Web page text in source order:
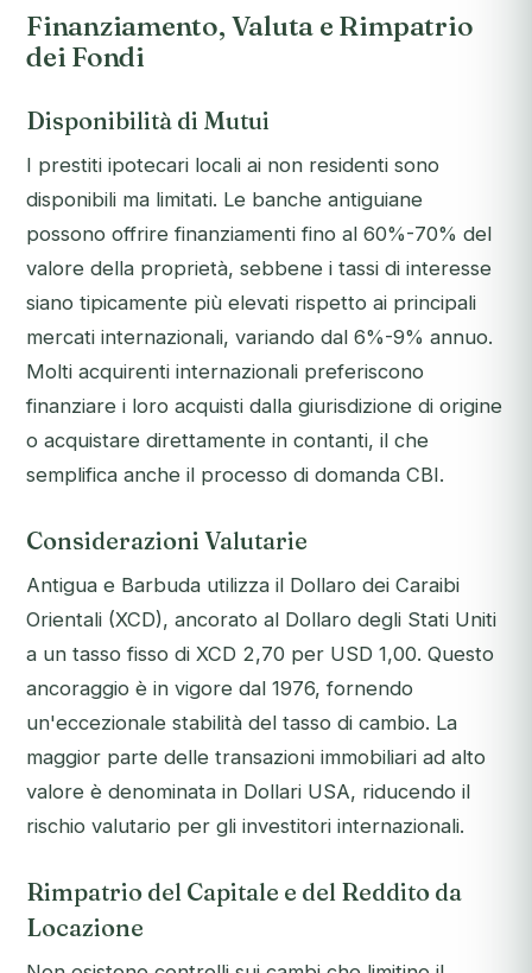
Finanziamento, Valuta e Rimpatrio
dei Fondi
Disponibilità di Mutui
I prestiti ipotecari locali ai non residenti sono
disponibili ma limitati. Le banche antiguiane
possono offrire finanziamenti fino al 60%-70% del
valore della proprietà, sebbene i tassi di interesse
siano tipicamente più elevati rispetto ai principali
mercati internazionali, variando dal 6%-9% annuo.
Molti acquirenti internazionali preferiscono
finanziare i loro acquisti dalla giurisdizione di origine
o acquistare direttamente in contanti, il che
semplifica anche il processo di domanda CBI.
Considerazioni Valutarie
Antigua e Barbuda utilizza il Dollaro dei Caraibi
Orientali (XCD), ancorato al Dollaro degli Stati Uniti
a un tasso fisso di XCD 2,70 per USD 1,00. Questo
ancoraggio è in vigore dal 1976, fornendo
un'eccezionale stabilità del tasso di cambio. La
maggior parte delle transazioni immobiliari ad alto
valore è denominata in Dollari USA, riducendo il
rischio valutario per gli investitori internazionali.
Rimpatrio del Capitale e del Reddito da
Locazione